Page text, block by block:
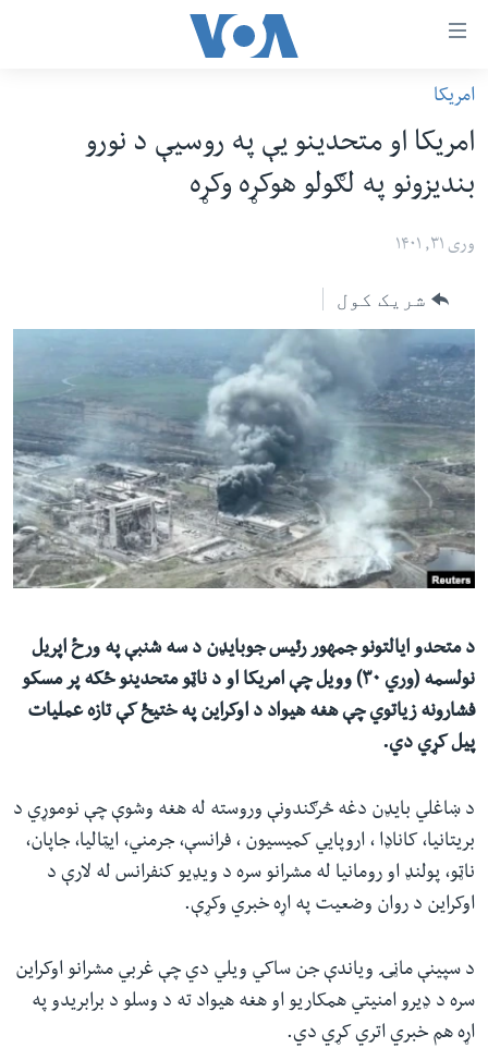
رسي
وړ
اتصالات
متن
شئ
عمومي
لارښود
ته
لاړ
شئ
لټون
ځای
شئ
افغانستان
سیمه
امریکا
ښځې او نجونې
ځوانان
د بیان ازادي
روغتیا
سرمقاله
له مونږ سره په تماس کې پاتې شئ
امریکا
امریکا او متحدینو یې په روسیې د نورو
بندیزونو په لګولو هوکړه وکړه
وری ۳۱, ۱۴۰۱
شریک کول
د متحدو ایالتونو جمهور رئیس جوبایډن د سه شنبې په ورځ اپریل
نولسمه (وري ۳۰) وویل چې امریکا او د ناټو متحدینو ځکه پر مسکو
فشارونه زیاتوي چې هغه هیواد د اوکراین په ختیځ کې تازه عملیات
پیل کړي دي.
د ښاغلي بایډن دغه څرګندونې وروسته له هغه وشوې چې نوموړي د
بریتانیا، کاناډا ، اروپايي کمیسیون ، فرانسې، جرمني، ایټالیا، جاپان،
ناټو، پولنډ او رومانیا له مشرانو سره د ویډیو کنفرانس له لارې د
اوکراین د روان وضعیت په اړه خبري‌ وکړې.‌
د سپینې ماڼۍ ویاندې جن ساکي ویلي دي چې غربي مشرانو اوکراین
سره د ډیرو امنیتي همکاریو او هغه هیواد ته د وسلو د برابریدو په
اړه هم خبري‌ اتري کړي دي.